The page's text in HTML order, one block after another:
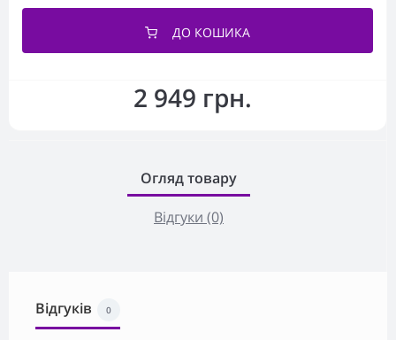
2 949 грн.
ДО КОШИКА
Огляд товару
Відгуки (0)
Відгуків 0